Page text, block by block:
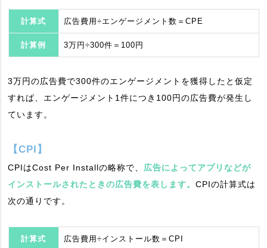
計算式 広告費用÷エンゲージメント数＝CPE
計算例 3万円÷300件＝100円
3万円の広告費で300件のエンゲージメントを獲得したと仮定
すれば、エンゲージメント1件につき100円の広告費が発生し
ています。
【CPI】
CPIはCost Per Installの略称で、 広告によってアプリなどが
インストールされたときの広告費を表します。CPIの計算式は
次の通りです。
計算式 広告費用÷インストール数＝CPI